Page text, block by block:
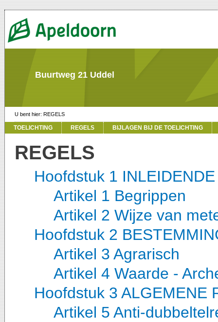
Buurtweg 21 Uddel
REGELS
TOELICHTING REGELS BIJLAGEN BIJ DE TOELICHTING
REGELS
Hoofdstuk 1
Artikel 1 Begrippen
Artikel 2 Wijze van
Hoofdstuk 2
Artikel 3 Agrarisch
Artikel 4 Waarde -
Hoofdstuk 3 ALGEMENE
Artikel 5 Anti-